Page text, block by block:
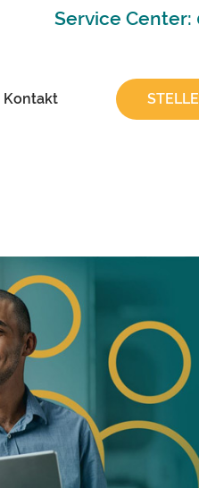
Service Center:
Kontakt